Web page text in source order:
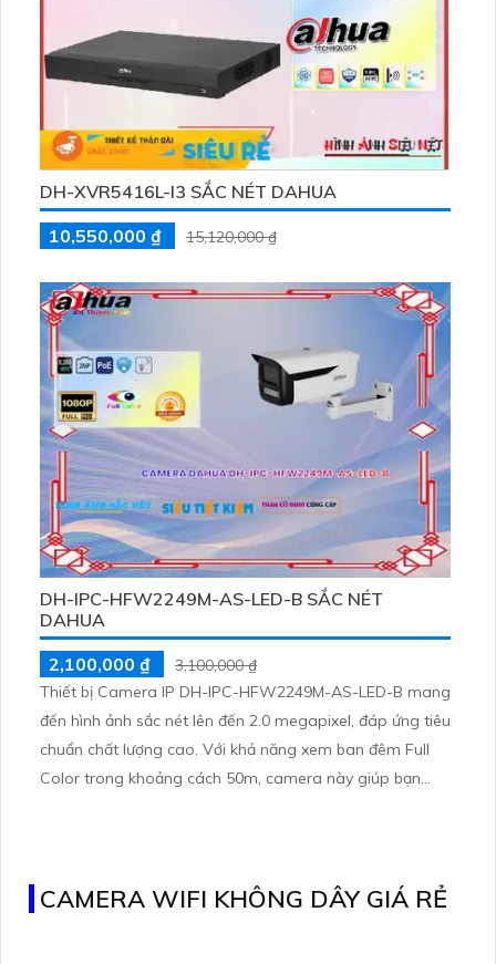
DH-XVR5416L-I3 SẮC NÉT DAHUA
10,550,000 ₫
15,120,000 ₫
DH-IPC-HFW2249M-AS-LED-B SẮC NÉT
DAHUA
2,100,000 ₫
3,100,000 ₫
Thiết bị Camera IP DH-IPC-HFW2249M-AS-LED-B mang
đến hình ảnh sắc nét lên đến 2.0 megapixel, đáp ứng tiêu
chuẩn chất lượng cao. Với khả năng xem ban đêm Full
Color trong khoảng cách 50m, camera này giúp bạn
CAMERA WIFI KHÔNG DÂY GIÁ RẺ